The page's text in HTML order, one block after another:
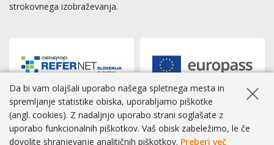
strokovnega izobraževanja.
Dostopnost|Zasebnost|Piškotki
Skrij
Da bi vam olajšali uporabo našega spletnega mesta in
spremljanje statistike obiska, uporabljamo piškotke
(angl. cookies). Z nadaljnjo uporabo strani soglašate z
uporabo funkcionalnih piškotkov. Vaš obisk zabeležimo, le če
dovolite shranjevanje analitičnih piškotkov. Preberi več